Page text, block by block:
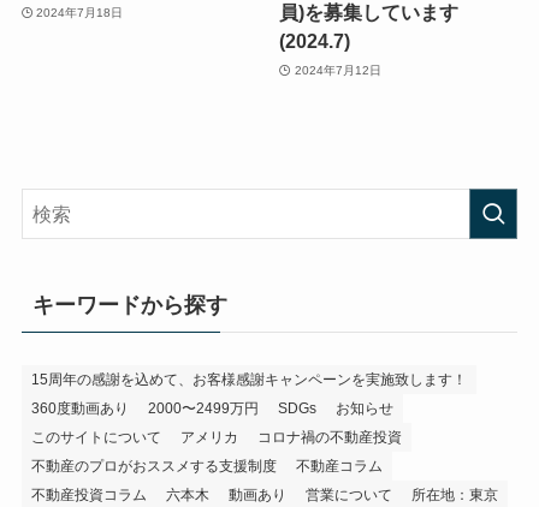
2024年7月18日
員)を募集しています
(2024.7)
2024年7月12日
キーワードから探す
15周年の感謝を込めて、お客様感謝キャンペーンを実施致します！
360度動画あり
2000〜2499万円 SDGs
お知らせ
このサイトについて
アメリカ
コロナ禍の不動産投資
不動産のプロがおススメする支援制度
不動産コラム
不動産投資コラム
六本木 動画あり 営業について
所在地：東京